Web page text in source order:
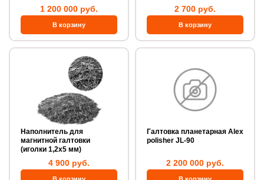
1 200 000 руб. 2 700 руб.
Наполнитель для
магнитной галтовки
(иголки 1,2х5 мм)
4 900 руб.
Галтовка планетарная Alex
polisher JL-90
2 200 000 руб.